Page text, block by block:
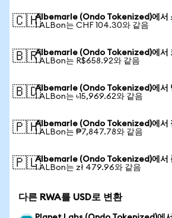
🇨🇭Albemarle (Ondo Tokenized)에서
1 ALBon는 CHF 104.30와 같음
🇧🇷Albemarle (Ondo Tokenized)에서
1 ALBon는 R$658.92와 같음
🇧🇩Albemarle (Ondo Tokenized)에서
1 ALBon는 ৳15,969.62와 같음
🇵🇭Albemarle (Ondo Tokenized)에서
1 ALBon는 ₱7,847.78와 같음
🇵🇱Albemarle (Ondo Tokenized)에서
1 ALBon는 zł 479.96와 같음
다른 RWA를 USD로 변환